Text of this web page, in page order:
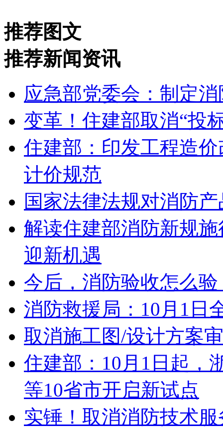
推荐图文
推荐新闻资讯
应急部党委会：制定
变革！住建部取消“投
住建部：印发工程造
计价规范
国家法律法规对消防
解读住建部消防新规
迎新机遇
今后，消防验收怎么
消防救援局：10月1日
取消施工图/设计方案
住建部：10月1日起，
等10省市开启新试点
实锤！取消消防技术